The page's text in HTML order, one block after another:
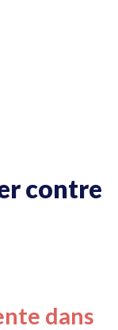
contre
dans